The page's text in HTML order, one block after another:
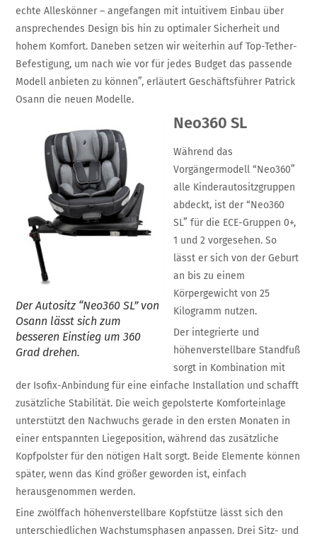
echte Alleskönner – angefangen mit intuitivem Einbau über
ansprechendes Design bis hin zu optimaler Sicherheit und
hohem Komfort. Daneben setzen wir weiterhin auf Top-Tether-
Befestigung, um nach wie vor für jedes Budget das passende
Modell anbieten zu können”, erläutert Geschäftsführer Patrick
Osann die neuen Modelle.
Der Autositz “Neo360 SL” von
Osann lässt sich zum
besseren Einstieg um 360
Grad drehen.
Neo360 SL
Während das
Vorgängermodell “Neo360”
alle Kinderautositzgruppen
abdeckt, ist der “Neo360
SL” für die ECE-Gruppen 0+,
1 und 2 vorgesehen. So
lässt er sich von der Geburt
an bis zu einem
Körpergewicht von 25
Kilogramm nutzen.
Der integrierte und
höhenverstellbare Standfuß
sorgt in Kombination mit
der Isofix-Anbindung für eine einfache Installation und schafft
zusätzliche Stabilität. Die weich gepolsterte Komforteinlage
unterstützt den Nachwuchs gerade in den ersten Monaten in
einer entspannten Liegeposition, während das zusätzliche
Kopfpolster für den nötigen Halt sorgt. Beide Elemente können
später, wenn das Kind größer geworden ist, einfach
herausgenommen werden.
Eine zwölffach höhenverstellbare Kopfstütze lässt sich den
unterschiedlichen Wachstumsphasen anpassen. Drei Sitz- und